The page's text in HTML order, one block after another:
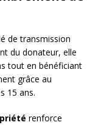
de transmission
du donateur, elle
tout en bénéficiant
grâce au
15 ans.
renforce